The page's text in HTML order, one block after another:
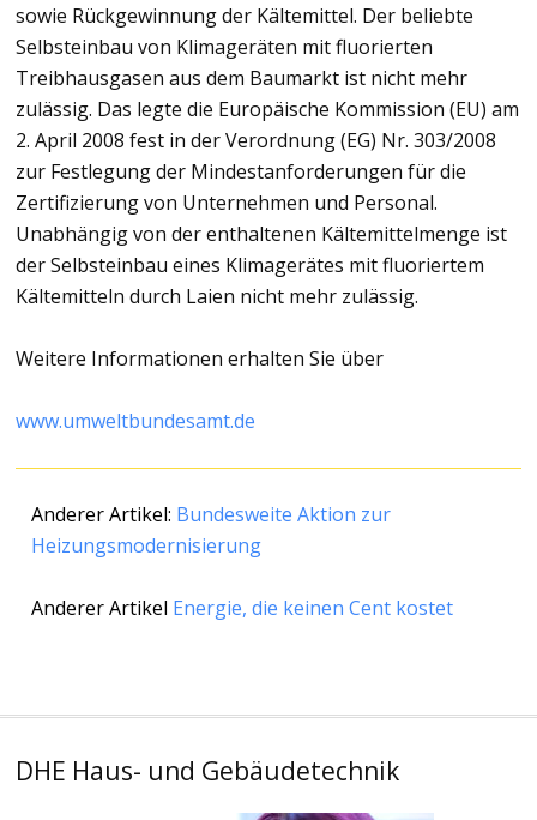
sowie Rückgewinnung der Kältemittel. Der beliebte
Selbsteinbau von Klimageräten mit fluorierten
Treibhausgasen aus dem Baumarkt ist nicht mehr
zulässig. Das legte die Europäische Kommission (EU) am
2. April 2008 fest in der Verordnung (EG) Nr. 303/2008
zur Festlegung der Mindestanforderungen für die
Zertifizierung von Unternehmen und Personal.
Unabhängig von der enthaltenen Kältemittelmenge ist
der Selbsteinbau eines Klimagerätes mit fluoriertem
Kältemitteln durch Laien nicht mehr zulässig.
Weitere Informationen erhalten Sie über
www.umweltbundesamt.de
Anderer Artikel: Bundesweite Aktion zur
Heizungsmodernisierung
Anderer Artikel Energie, die keinen Cent kostet
DHE Haus- und Gebäudetechnik